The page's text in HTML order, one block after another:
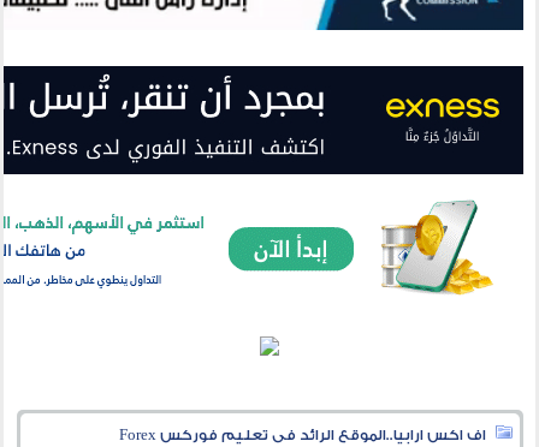
اف اكس ارابيا..الموقع الرائد فى تعليم فوركس Forex